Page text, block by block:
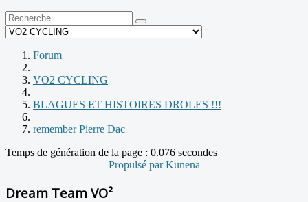
Forum
VO2 CYCLING
BLAGUES ET HISTOIRES DROLES !!!
remember Pierre Dac
Temps de génération de la page : 0.076 secondes
Propulsé parKunena
Dream Team VO²